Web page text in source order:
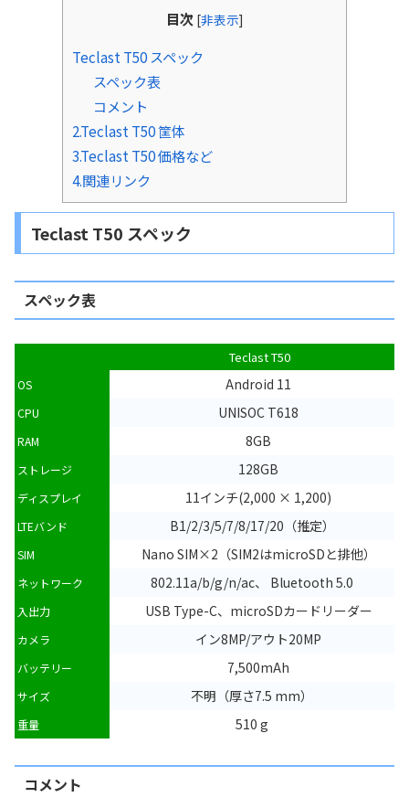
目次 [非表示]
Teclast T50 スペック
スペック表
コメント
2.Teclast T50 筐体
3.Teclast T50 価格など
4.関連リンク
Teclast T50 スペック
スペック表
Teclast T50
OS Android 11
CPU UNISOC T618
RAM 8GB
ストレージ 128GB
ディスプレイ 11インチ(2,000 × 1,200)
LTEバンド B1/2/3/5/7/8/17/20（推定）
SIM Nano SIM×2（SIM2はmicroSDと排他）
ネットワーク 802.11a/b/g/n/ac、 Bluetooth 5.0
入出力 USB Type-C、microSDカードリーダー
カメラ イン8MP/アウト20MP
バッテリー 7,500mAh
サイズ 不明（厚さ7.5 mm）
重量 510 g
コメント